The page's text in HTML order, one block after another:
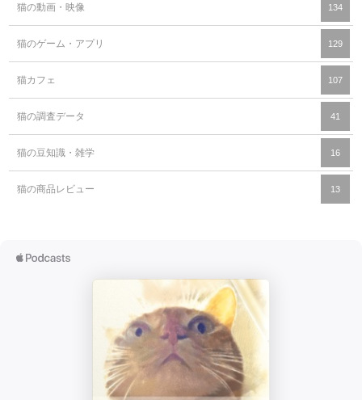
猫の動画・映像 134
猫のゲーム・アプリ 129
猫カフェ 107
猫の調査データ 41
猫の豆知識・雑学 16
猫の商品レビュー 13